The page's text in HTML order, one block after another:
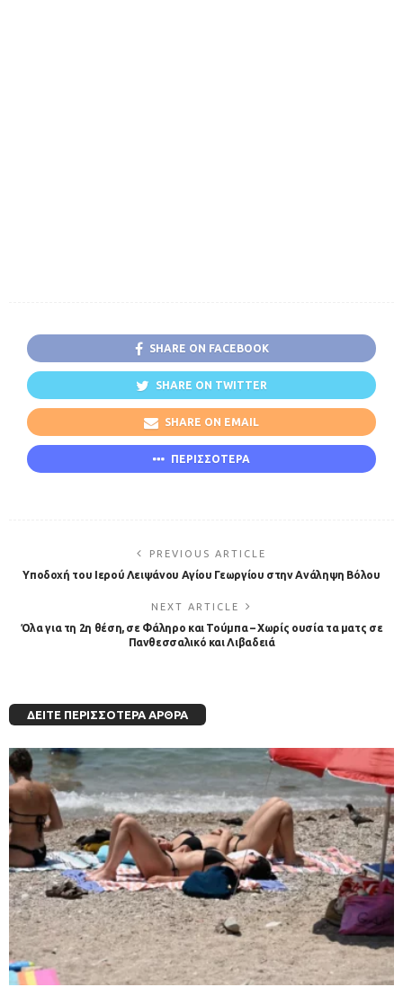
SHARE ON FACEBOOK
SHARE ON TWITTER
SHARE ON EMAIL
ΠΕΡΙΣΣΟΤΕΡΑ
PREVIOUS ARTICLE
Υποδοχή του Ιερού Λειψάνου Αγίου Γεωργίου στην Ανάληψη Βόλου
NEXT ARTICLE
Όλα για τη 2η θέση, σε Φάληρο και Τούμπα – Χωρίς ουσία τα ματς σε
Πανθεσσαλικό και Λιβαδειά
ΔΕΊΤΕ ΠΕΡΙΣΣΌΤΕΡΑ ΆΡΘΡΑ